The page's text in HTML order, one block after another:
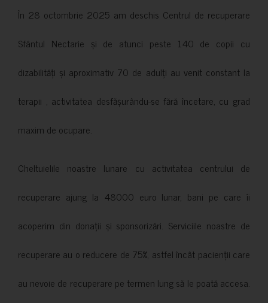
În 28 octombrie 2025 am deschis Centrul de recuperare
Sfântul Nectarie și de atunci peste 140 de copii cu
dizabilități și aproximativ 70 de adulți au venit constant la
terapii , activitatea desfășurându-se fără încetare, cu grad
maxim de ocupare.
Cheltuielile noastre lunare cu activitatea centrului de
recuperare ajung la 48000 euro lunar, bani pe care îi
acoperim din donații și sponsorizări. Serviciile noastre de
recuperare au o reducere de 75%, astfel încât pacienții care
au nevoie de recuperare pe termen lung să le poată accesa.